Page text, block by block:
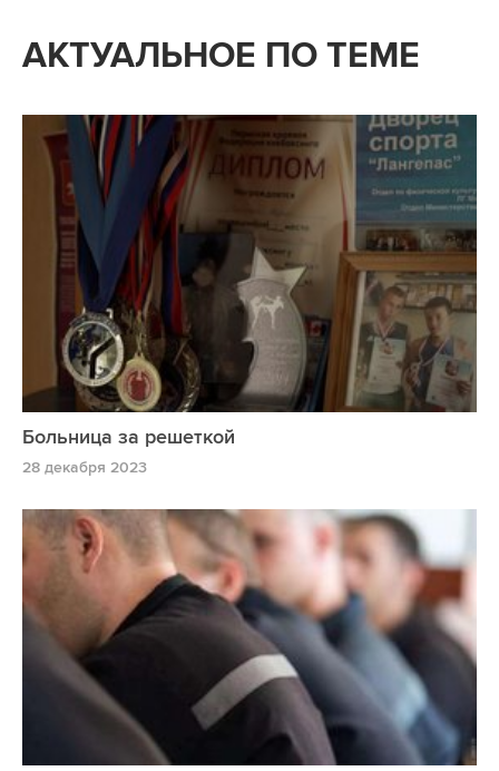
АКТУАЛЬНОЕ ПО ТЕМЕ
Больница за решеткой
28 декабря 2023